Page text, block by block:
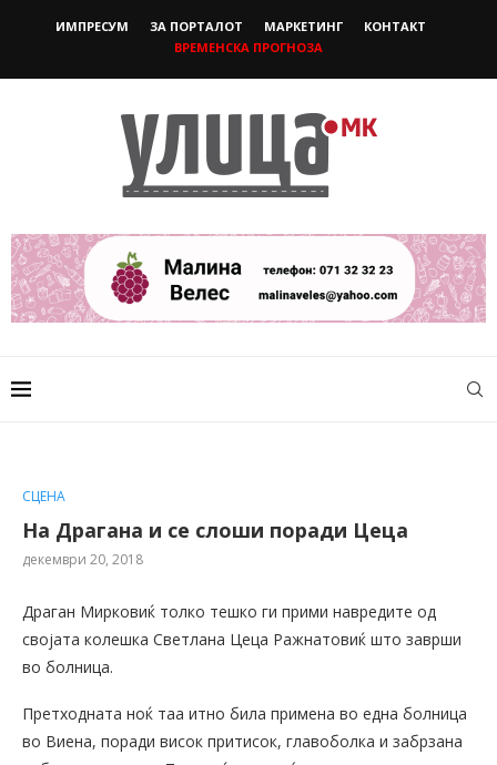
ИМПРЕСУМ ЗА ПОРТАЛОТ МАРКЕТИНГ
КОНТАКТ
ВРЕМЕНСКА ПРОГНОЗА
СЦЕНА
На Драгана и се слоши поради Цеца
декември 20, 2018
Драган Мирковиќ толко тешко ги прими навредите од
својата колешка Светлана Цеца Ражнатовиќ што заврши
во болница.
Претходната ноќ таа итно била примена во една болница
во Виена, поради висок притисок, главоболка и забрзана